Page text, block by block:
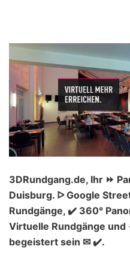
Inhalt
springen
3DRundgang.de, Ihr ⏩
Duisburg. ᐅ Google
Rundgänge, ✔️ 360°
Virtuelle Rundgänge
begeistert sein ✉ ✔️.